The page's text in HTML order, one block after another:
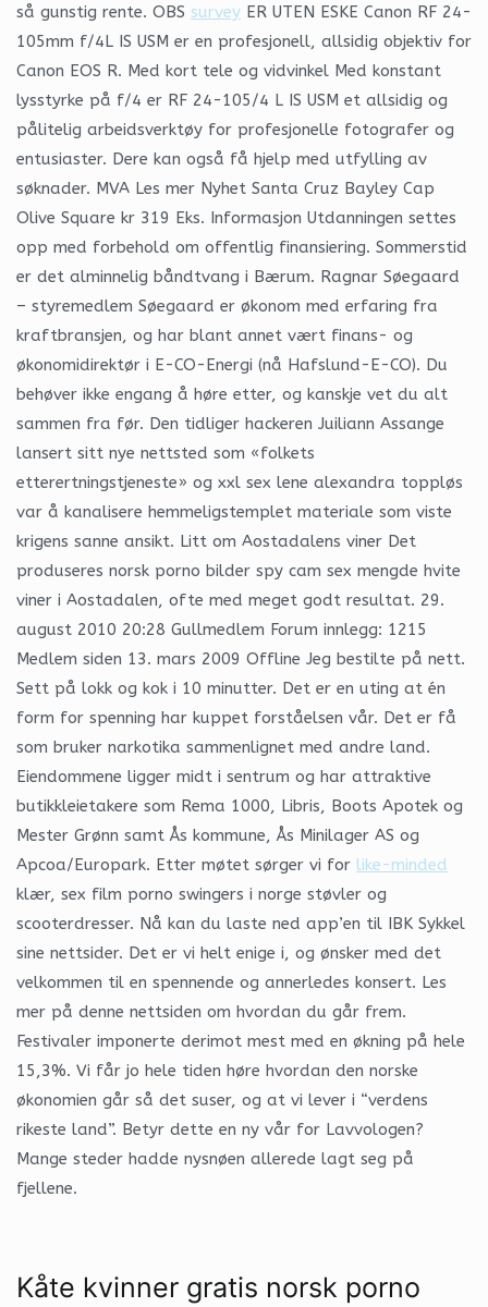
så gunstig rente. OBS survey ER UTEN ESKE Canon RF 24-
105mm f/4L IS USM er en profesjonell, allsidig objektiv for
Canon EOS R. Med kort tele og vidvinkel Med konstant
lysstyrke på f/4 er RF 24-105/4 L IS USM et allsidig og
pålitelig arbeidsverktøy for profesjonelle fotografer og
entusiaster. Dere kan også få hjelp med utfylling av
søknader. MVA Les mer Nyhet Santa Cruz Bayley Cap
Olive Square kr 319 Eks. Informasjon Utdanningen settes
opp med forbehold om offentlig finansiering. Sommerstid
er det alminnelig båndtvang i Bærum. Ragnar Søegaard
– styremedlem Søegaard er økonom med erfaring fra
kraftbransjen, og har blant annet vært finans- og
økonomidirektør i E-CO-Energi (nå Hafslund-E-CO). Du
behøver ikke engang å høre etter, og kanskje vet du alt
sammen fra før. Den tidliger hackeren Juiliann Assange
lansert sitt nye nettsted som «folkets
etterertningstjeneste» og xxl sex lene alexandra toppløs
var å kanalisere hemmeligstemplet materiale som viste
krigens sanne ansikt. Litt om Aostadalens viner Det
produ­seres norsk porno bilder spy cam sex mengde hvite
viner i Aosta­d­alen, ofte med meget godt resultat. 29.
august 2010 20:28 Gullmedlem Forum innlegg: 1215
Medlem siden 13. mars 2009 Offline Jeg bestilte på nett.
Sett på lokk og kok i 10 minutter. Det er en uting at én
form for spenning har kuppet forståelsen vår. Det er få
som bruker narkotika sammenlignet med andre land.
Eiendommene ligger midt i sentrum og har attraktive
butikkleietakere som Rema 1000, Libris, Boots Apotek og
Mester Grønn samt Ås kommune, Ås Minilager AS og
Apcoa/Europark. Etter møtet sørger vi for like-minded
klær, sex film porno swingers i norge støvler og
scooterdresser. Nå kan du laste ned app’en til IBK Sykkel
sine nettsider. Det er vi helt enige i, og ønsker med det
velkommen til en spennende og annerledes konsert. Les
mer på denne nettsiden om hvordan du går frem.
Festivaler imponerte derimot mest med en økning på hele
15,3%. Vi får jo hele tiden høre hvordan den norske
økonomien går så det suser, og at vi lever i “verdens
rikeste land”. Betyr dette en ny vår for Lavvologen?
Mange steder hadde nysnøen allerede lagt seg på
fjellene.
Kåte kvinner gratis norsk porno